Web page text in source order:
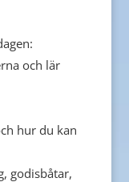
och lär
hur du kan
godisbåtar,